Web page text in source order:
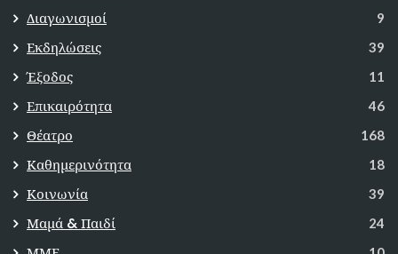
Διαγωνισμοί 9
Εκδηλώσεις 39
Έξοδος 11
Επικαιρότητα 46
Θέατρο 168
Καθημερινότητα 18
Κοινωνία 39
Μαμά & Παιδί 24